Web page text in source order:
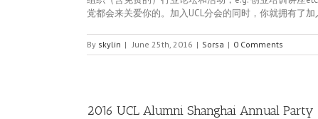
党都会来关爱你的。加入UCL分会的同时，你就拥有了
By skylin | June 25th, 2016 | Sorsa | 0 Comments
2016 UCL Alumni Shanghai Annual Party